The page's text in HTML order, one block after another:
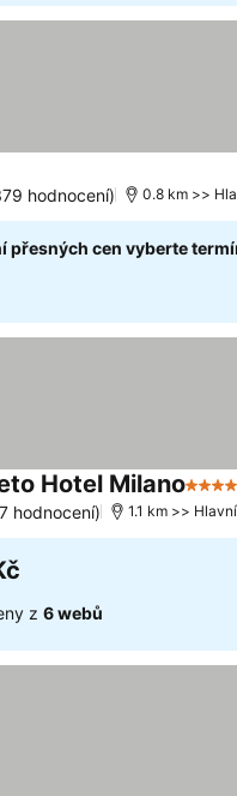
hvězdiček
hodnocení) 0.8 km >>
přesných cen vyberte
Hotel Milano4
hodnocení) 1.1 km >>
z 6 webů